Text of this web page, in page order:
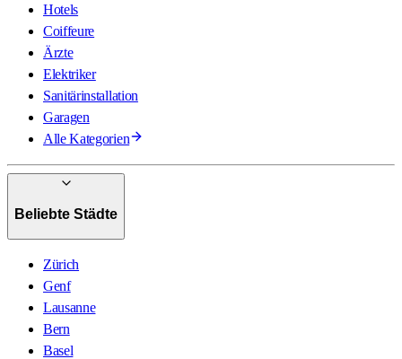
Hotels
Coiffeure
Ärzte
Elektriker
Sanitärinstallation
Garagen
Alle Kategorien
Beliebte Städte
Zürich
Genf
Lausanne
Bern
Basel